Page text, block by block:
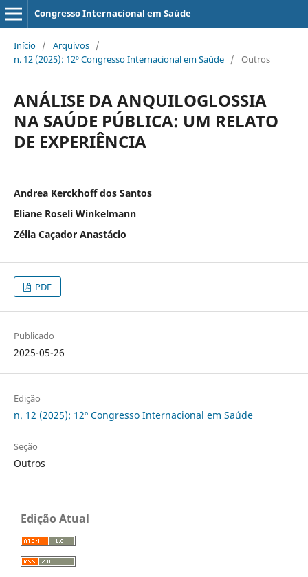
Congresso Internacional em Saúde
Início / Arquivos /
n. 12 (2025): 12º Congresso Internacional em Saúde / Outros
ANÁLISE DA ANQUILOGLOSSIA
NA SAÚDE PÚBLICA: UM RELATO
DE EXPERIÊNCIA
Andrea Kerckhoff dos Santos
Eliane Roseli Winkelmann
Zélia Caçador Anastácio
PDF
Publicado
2025-05-26
Edição
n. 12 (2025): 12º Congresso Internacional em Saúde
Seção
Outros
Edição Atual